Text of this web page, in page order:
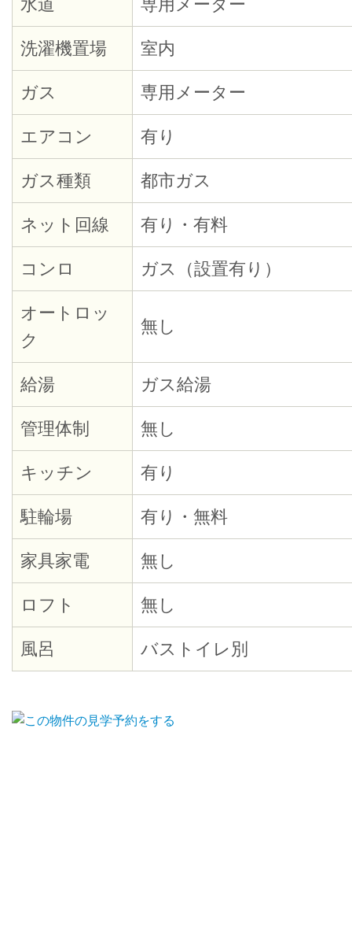
水道 専用メーター
洗濯機置場 室内
ガス 専用メーター
エアコン 有り
ガス種類 都市ガス
ネット回線 有り・有料
コンロ ガス（設置有り）
オートロッ
ク
無し
給湯 ガス給湯
管理体制 無し
キッチン 有り
駐輪場 有り・無料
家具家電 無し
ロフト 無し
風呂 バストイレ別